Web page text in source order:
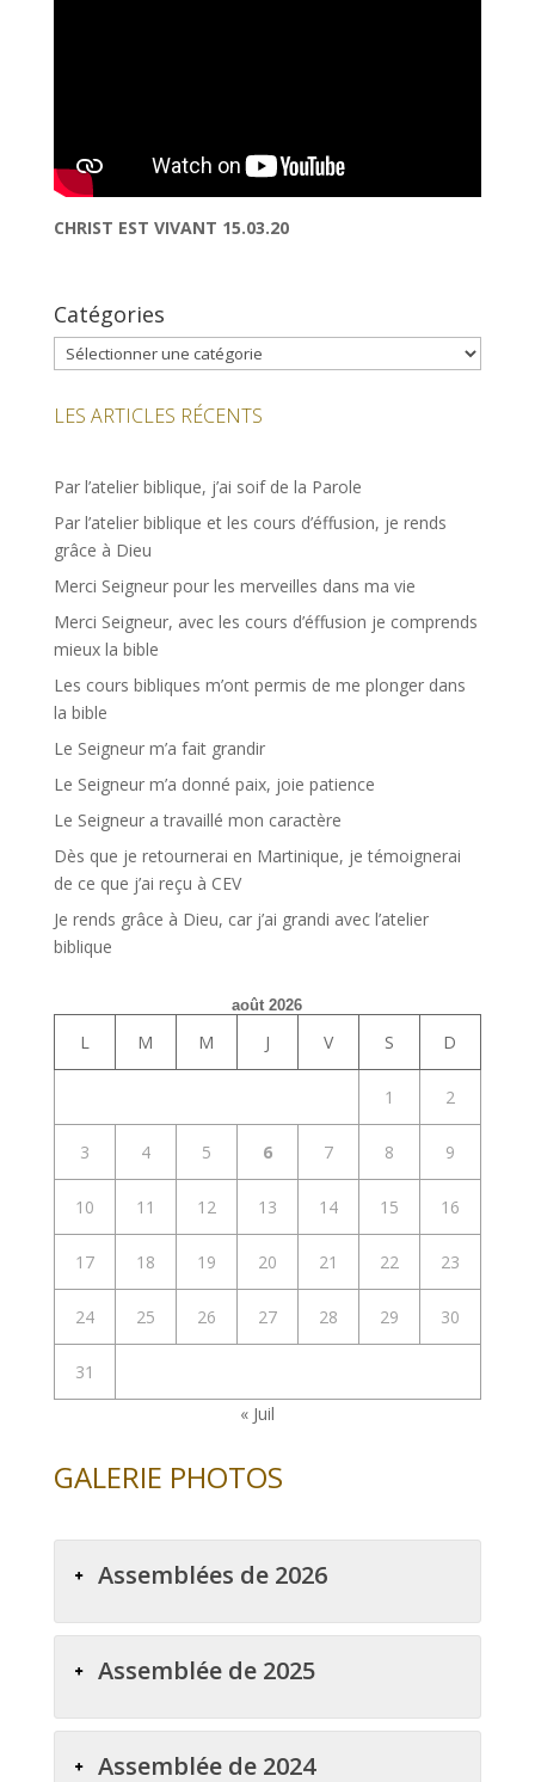
CHRIST EST VIVANT 15.03.20
Catégories
Catégories
LES ARTICLES RÉCENTS
Par l’atelier biblique, j’ai soif de la Parole
Par l’atelier biblique et les cours d’éffusion, je rends
grâce à Dieu
Merci Seigneur pour les merveilles dans ma vie
Merci Seigneur, avec les cours d’éffusion je comprends
mieux la bible
Les cours bibliques m’ont permis de me plonger dans
la bible
Le Seigneur m’a fait grandir
Le Seigneur m’a donné paix, joie patience
Le Seigneur a travaillé mon caractère
Dès que je retournerai en Martinique, je témoignerai
de ce que j’ai reçu à CEV
Je rends grâce à Dieu, car j’ai grandi avec l’atelier
biblique
août 2026
L M M J V S D
1 2
3 4 5 6 7 8 9
10 11 12 13 14 15 16
17 18 19 20 21 22 23
24 25 26 27 28 29 30
31
« Juil
GALERIE PHOTOS
Assemblées de 2026
Assemblée de 2025
Assemblée de 2024